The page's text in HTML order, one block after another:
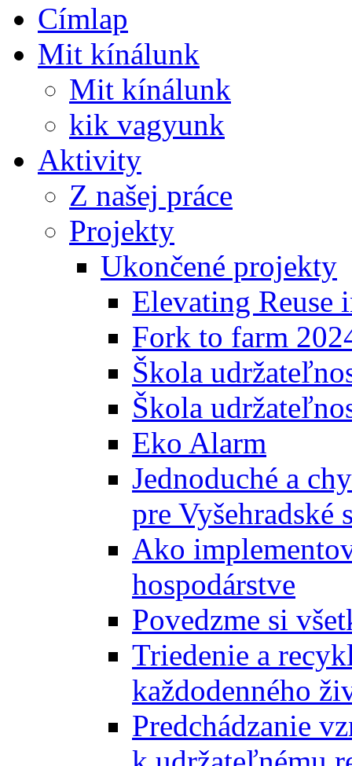
Címlap
Mit kínálunk
Mit kínálunk
kik vagyunk
Aktivity
Z našej práce
Projekty
Ukončené projekty
Elevating Reuse
Fork to farm
Škola
Škola
Eko Alarm
Jednoduché a
pre Vyšehradské
Ako
hospodárstve
Povedzme si
Triedenie a
každodenného
Predchádzanie